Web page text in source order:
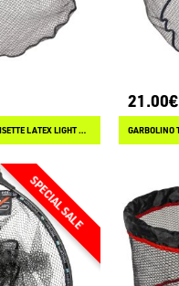
GARBOLINO TETE D’EPUISETTE LATEX LIGHT MATCH
21.00€